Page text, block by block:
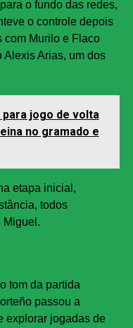
o fundo das redes,
o controle depois
com Murilo e Flaco
Alexis Arias, um dos
jogo de volta
no gramado e
etapa inicial,
todos
Miguel.
tom da partida
passou a
explorar jogadas de